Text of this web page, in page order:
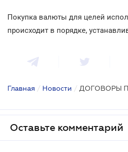
Покупка валюты для целей
происходит в порядке,
Главная / Новости / ДОГОВОРЫ
Оставьте комментарий